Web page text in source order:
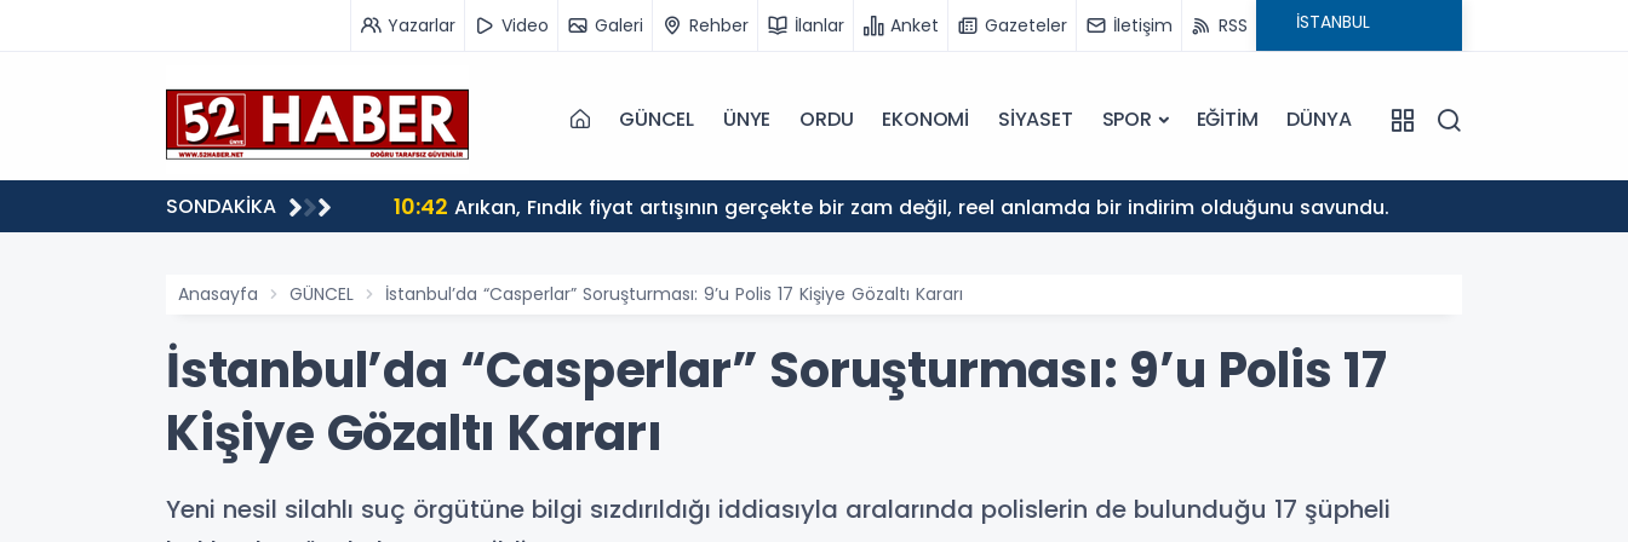
Yazarlar Video Galeri Rehber İlanlar Anket Gazeteler İletişim RSS
GÜNCEL ÜNYE ORDU EKONOMİ SİYASET SPOR EĞİTİM DÜNYA
SONDAKİKA 10:42 Arıkan, Fındık fiyat artışının gerçekte bir zam değil, reel anlamda bir indirim olduğunu savundu.
Anasayfa GÜNCEL İstanbul’da “Casperlar” Soruşturması: 9’u Polis 17 Kişiye Gözaltı Kararı
İstanbul’da “Casperlar” Soruşturması: 9’u Polis 17
Kişiye Gözaltı Kararı
Yeni nesil silahlı suç örgütüne bilgi sızdırıldığı iddiasıyla aralarında polislerin de bulunduğu 17 şüpheli